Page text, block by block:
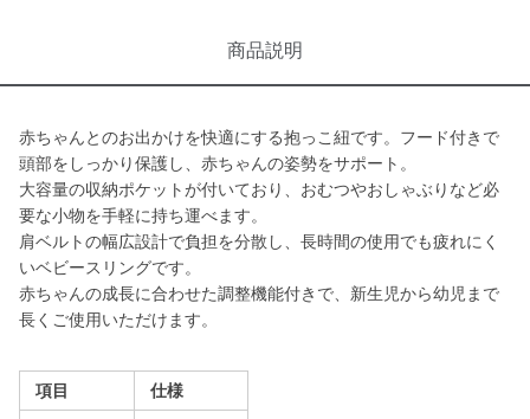
商品説明
赤ちゃんとのお出かけを快適にする抱っこ紐です。フード付きで
頭部をしっかり保護し、赤ちゃんの姿勢をサポート。
大容量の収納ポケットが付いており、おむつやおしゃぶりなど必
要な小物を手軽に持ち運べます。
肩ベルトの幅広設計で負担を分散し、長時間の使用でも疲れにく
いベビースリングです。
赤ちゃんの成長に合わせた調整機能付きで、新生児から幼児まで
長くご使用いただけます。
項目 仕様